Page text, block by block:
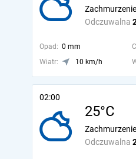
Odczuwalna
Opad: 0 mm
Wiatr:
10 km/h
02:00
25°C
Odczuwalna